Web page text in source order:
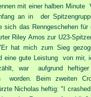
mit einer halben Minute
an in der
sich das Renngeschehen
Riley Amos zur U23-
hat mich zum Sieg
eine gute Leistung von mir,
war aufgrund heftiger
worden. Beim zweiten
Nicholas heftig: "I